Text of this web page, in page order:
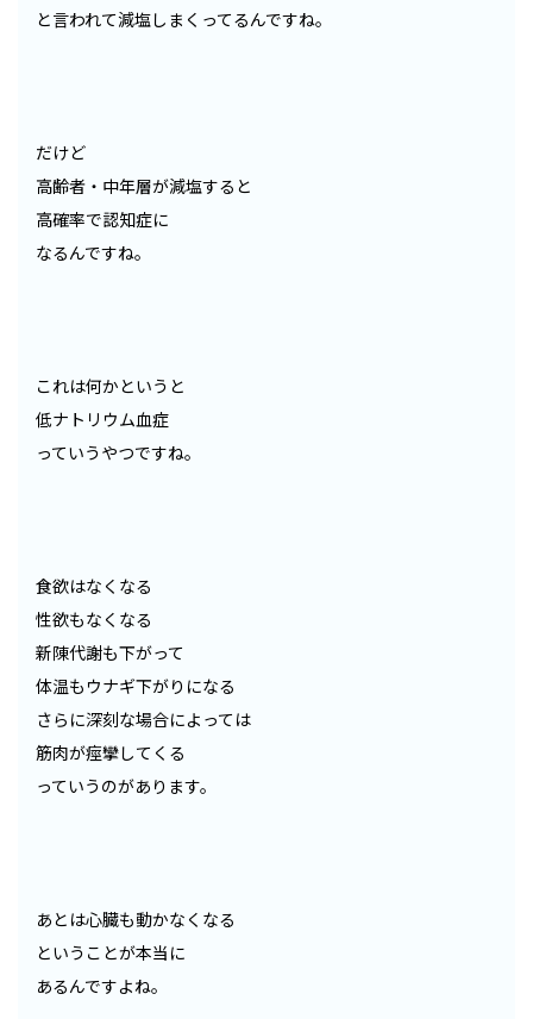
と言われて減塩しまくってるんですね。
だけど
高齢者・中年層が減塩すると
高確率で認知症に
なるんですね。
これは何かというと
低ナトリウム血症
っていうやつですね。
食欲はなくなる
性欲もなくなる
新陳代謝も下がって
体温もウナギ下がりになる
さらに深刻な場合によっては
筋肉が痙攣してくる
っていうのがあります。
あとは心臓も動かなくなる
ということが本当に
あるんですよね。